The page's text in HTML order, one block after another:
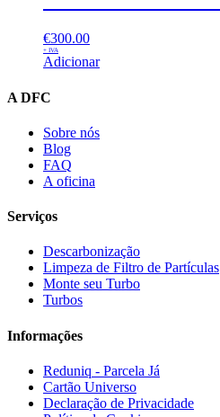
€300.00
+ IVA
Adicionar
A DFC
Sobre nós
Blog
FAQ
A oficina
Serviços
Descarbonização
Limpeza de Filtro de Partículas
Monte seu Turbo
Turbos
Informações
Reduniq - Parcela Já
Cartão Universo
Declaração de Privacidade